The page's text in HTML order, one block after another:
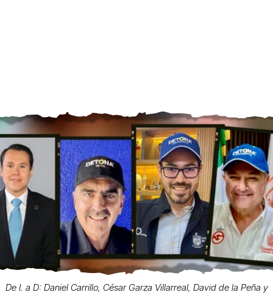
De I. a D: Daniel Carrillo, César Garza Villarreal, David de la Peña y